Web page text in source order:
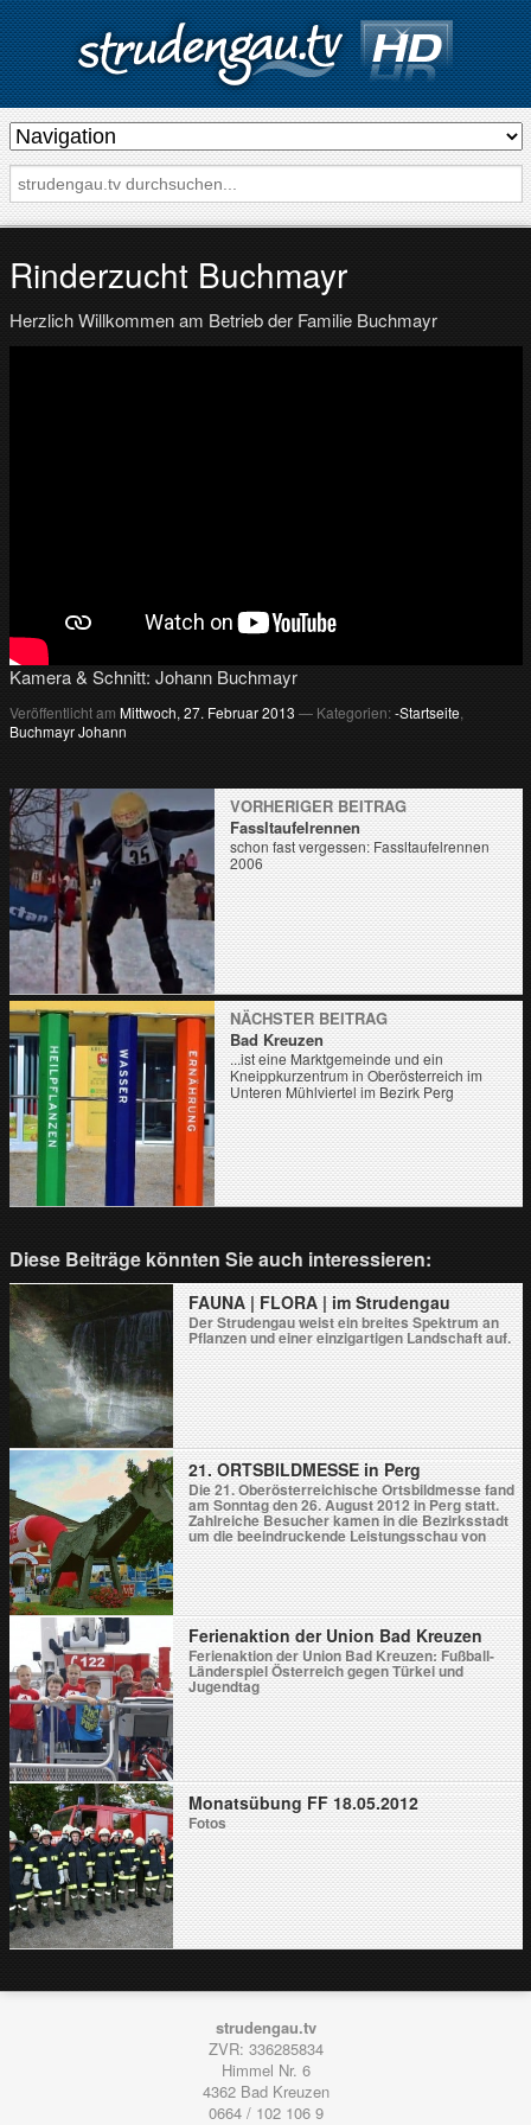
s
t
r
u
d
e
n
r
T
V
a
d
e
r
R
e
g
i
o
n
Rinderzucht Buchmayr
Herzlich Willkommen am Betrieb der Familie Buchmayr
Kamera & Schnitt: Johann Buchmayr
Veröffentlicht am Mittwoch, 27. Februar 2013 — Kategorien:-Startseite,
Buchmayr Johann
VORHERIGER BEITRAG
Fassltaufelrennen
schon fast vergessen: Fassltaufelrennen
2006
NÄCHSTER BEITRAG
Bad Kreuzen
...ist eine Marktgemeinde und ein
Kneippkurzentrum in Oberösterreich im
Unteren Mühlviertel im Bezirk Perg
Diese Beiträge könnten Sie auch interessieren:
FAUNA | FLORA | im Strudengau
Der Strudengau weist ein breites Spektrum an
Pflanzen und einer einzigartigen Landschaft auf.
21. ORTSBILDMESSE in Perg
Die 21. Oberösterreichische Ortsbildmesse fand
am Sonntag den 26. August 2012 in Perg statt.
Zahlreiche Besucher kamen in die Bezirksstadt
um die beeindruckende Leistungsschau von
rund 90 Gemeinden so...
Ferienaktion der Union Bad Kreuzen
Ferienaktion der Union Bad Kreuzen: Fußball-
Länderspiel Österreich gegen Türkei und
Jugendtag
Monatsübung FF 18.05.2012
Fotos
strudengau.tv
ZVR: 336285834
Himmel Nr. 6
4362 Bad Kreuzen
0664 / 102 106 9